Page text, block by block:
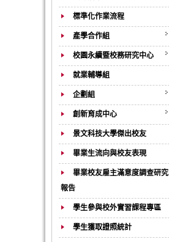
標準化作業流程
產學合作組
校園永續暨校務研究中心
就業輔導組
企劃組
創新育成中心
景文科技大學傑出校友
畢業生流向與校友表現
畢業校友雇主滿意度調查研究
報告
學生參與校外實習課程專區
學生獲取證照統計